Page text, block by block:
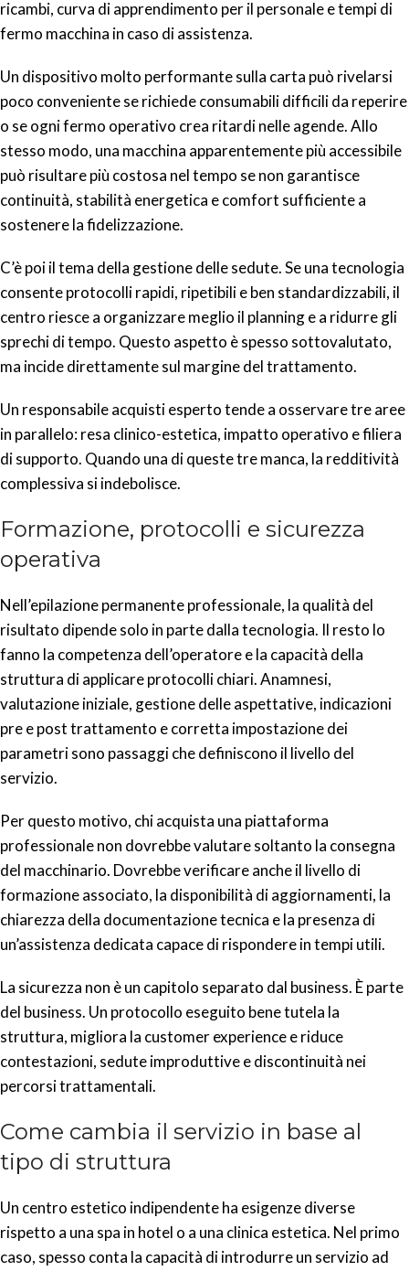
ricambi, curva di apprendimento per il personale e tempi di
fermo macchina in caso di assistenza.
Un dispositivo molto performante sulla carta può rivelarsi
poco conveniente se richiede consumabili difficili da reperire
o se ogni fermo operativo crea ritardi nelle agende. Allo
stesso modo, una macchina apparentemente più accessibile
può risultare più costosa nel tempo se non garantisce
continuità, stabilità energetica e comfort sufficiente a
sostenere la fidelizzazione.
C’è poi il tema della gestione delle sedute. Se una tecnologia
consente protocolli rapidi, ripetibili e ben standardizzabili, il
centro riesce a organizzare meglio il planning e a ridurre gli
sprechi di tempo. Questo aspetto è spesso sottovalutato,
ma incide direttamente sul margine del trattamento.
Un responsabile acquisti esperto tende a osservare tre aree
in parallelo: resa clinico-estetica, impatto operativo e filiera
di supporto. Quando una di queste tre manca, la redditività
complessiva si indebolisce.
Formazione, protocolli e sicurezza
operativa
Nell’epilazione permanente professionale, la qualità del
risultato dipende solo in parte dalla tecnologia. Il resto lo
fanno la competenza dell’operatore e la capacità della
struttura di applicare protocolli chiari. Anamnesi,
valutazione iniziale, gestione delle aspettative, indicazioni
pre e post trattamento e corretta impostazione dei
parametri sono passaggi che definiscono il livello del
servizio.
Per questo motivo, chi acquista una piattaforma
professionale non dovrebbe valutare soltanto la consegna
del macchinario. Dovrebbe verificare anche il livello di
formazione associato, la disponibilità di aggiornamenti, la
chiarezza della documentazione tecnica e la presenza di
un’assistenza dedicata capace di rispondere in tempi utili.
La sicurezza non è un capitolo separato dal business. È parte
del business. Un protocollo eseguito bene tutela la
struttura, migliora la customer experience e riduce
contestazioni, sedute improduttive e discontinuità nei
percorsi trattamentali.
Come cambia il servizio in base al
tipo di struttura
Un centro estetico indipendente ha esigenze diverse
rispetto a una spa in hotel o a una clinica estetica. Nel primo
caso, spesso conta la capacità di introdurre un servizio ad